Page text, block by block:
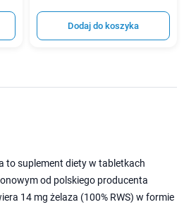
Dodaj do koszyka
to suplement diety w tabletkach
od polskiego producenta
14 mg żelaza (100% RWS) w formie